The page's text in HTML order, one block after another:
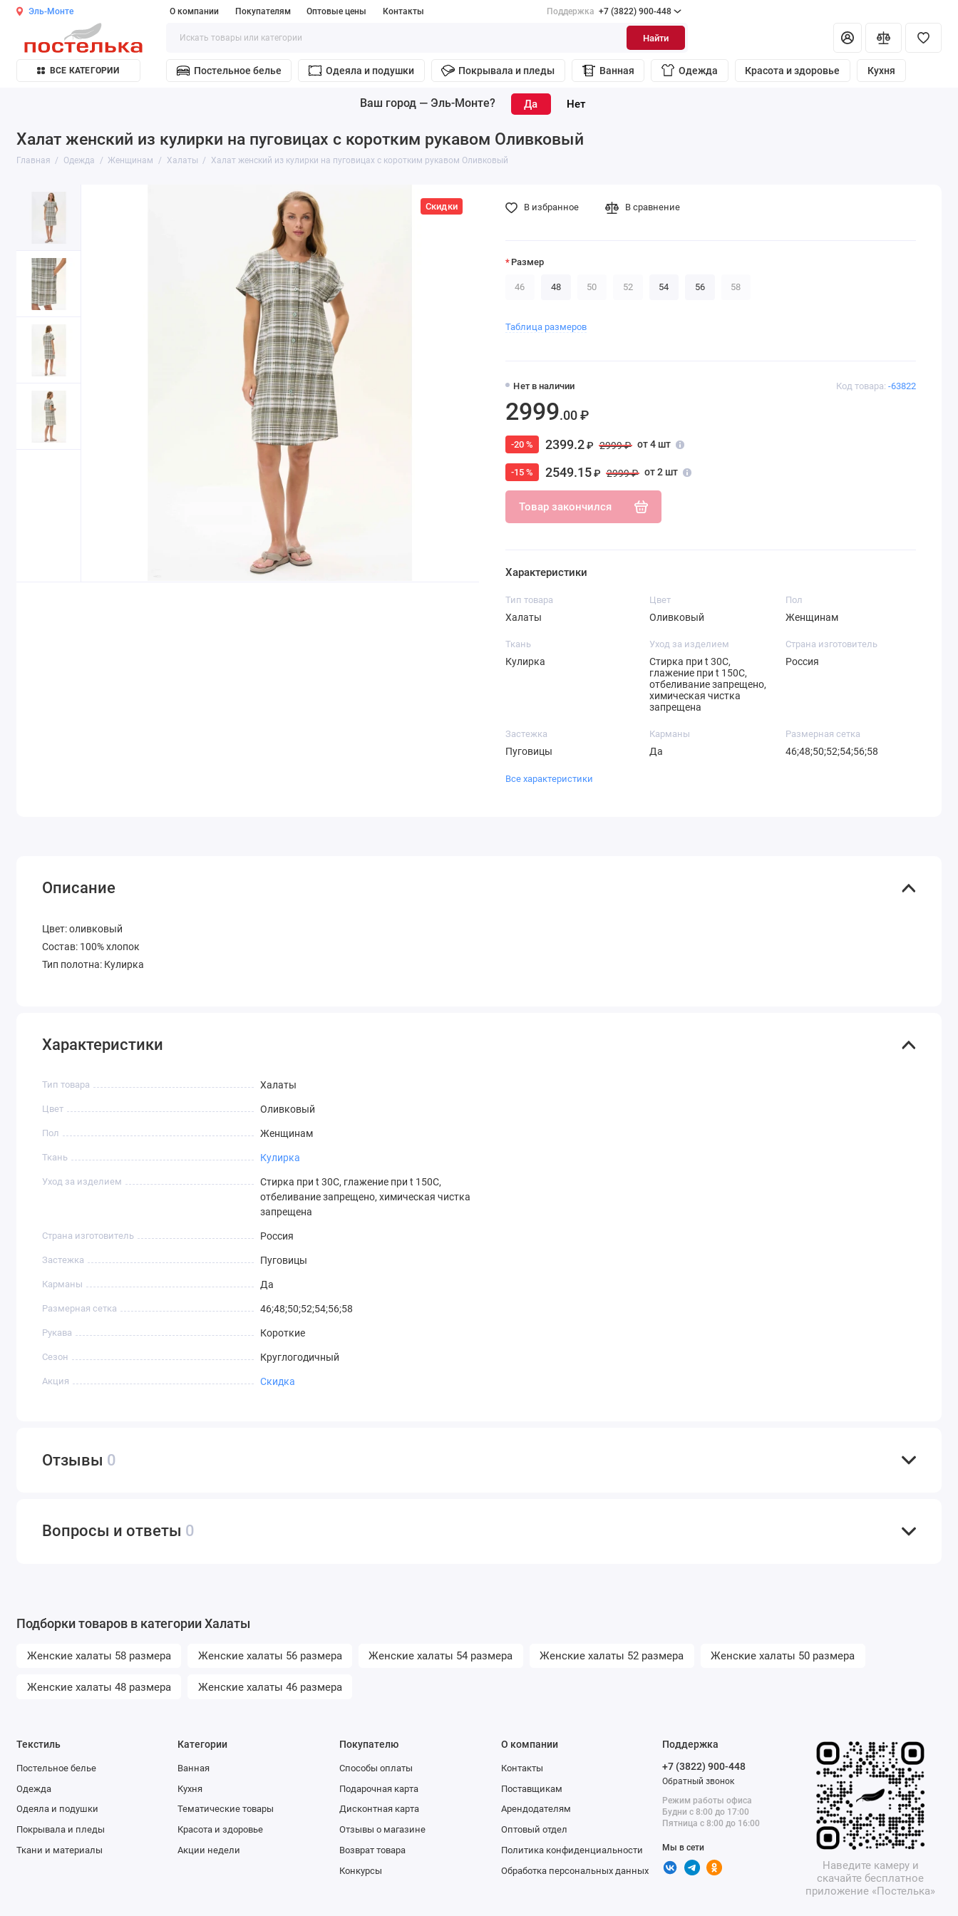
Эль-Монте О компании Покупателям Оптовые цены Контакты Поддержка +7 (3822) 900-448
Найти
ВСЕ КАТЕГОРИИ Постельное белье Одеяла и подушки Покрывала и пледы Ванная Одежда Красота и здоровье Кухня
Ваш город — Эль-Монте?
Халат женский из кулирки на пуговицах с коротким рукавом Оливковый
Главная Одежда Женщинам Халаты Халат женский из кулирки на пуговицах с коротким рукавом Оливковый
Скидки
Код товара: -63822
Нет в наличии
2999.00 ₽
-20 % 2399.2₽ 2999 ₽ от 4 шт
-15 % 2549.15₽ 2999 ₽ от 2 шт
Товар закончился
В избранное В сравнение
Размер
46 48 50 52 54 56 58
Таблица размеров
Характеристики
Тип товара
Халаты
Цвет
Оливковый
Пол
Женщинам
Ткань
Кулирка
Уход за изделием
Стирка при t 30С,
глажение при t 150С,
отбеливание запрещено,
химическая чистка
запрещена
Страна изготовитель
Россия
Застежка
Пуговицы
Карманы
Да
Размерная сетка
46;48;50;52;54;56;58
Все характеристики
Описание
Цвет: оливковый
Состав: 100% хлопок
Тип полотна: Кулирка
Характеристики
Тип товара Халаты
Цвет Оливковый
Пол Женщинам
Ткань Кулирка
Уход за изделием
Стирка при t 30С, глажение при t 150С,
отбеливание запрещено, химическая чистка
запрещена
Страна изготовитель Россия
Застежка Пуговицы
Карманы Да
Размерная сетка 46;48;50;52;54;56;58
Рукава Короткие
Сезон Круглогодичный
Акция Скидка
Отзывы 0
Вопросы и ответы 0
Подборки товаров в категории Халаты
Женские халаты 58 размера Женские халаты 56 размера Женские халаты 54 размера Женские халаты 52 размера Женские халаты 50 размера
Женские халаты 48 размера Женские халаты 46 размера
Текстиль
Постельное белье
Одежда
Одеяла и подушки
Покрывала и пледы
Ткани и материалы
Категории
Ванная
Кухня
Тематические товары
Красота и здоровье
Акции недели
Покупателю
Способы оплаты
Подарочная карта
Дисконтная карта
Отзывы о магазине
Возврат товара
Конкурсы
О компании
Контакты
Поставщикам
Арендодателям
Оптовый отдел
Политика конфиденциальности
Обработка персональных данных
Поддержка
+7 (3822) 900-448
Обратный звонок
Режим работы офиса
Будни с 8:00 до 17:00
Пятница с 8:00 до 16:00
Мы в сети
Наведите камеру и
скачайте бесплатное
приложение «Постелька»